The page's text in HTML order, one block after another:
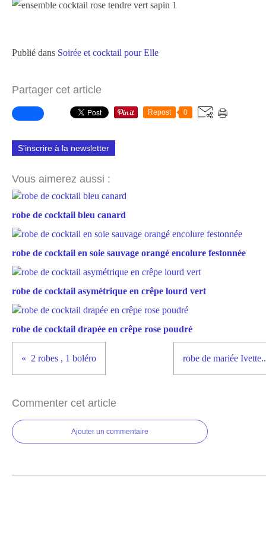
Publié dans Soirée et cocktail pour Elle
Partager cet article
Repost 0
S'inscrire à la newsletter
Vous aimerez aussi :
robe de cocktail bleu canard
robe de cocktail en soie sauvage orangé encolure festonnée
robe de cocktail asymétrique en crêpe lourd vert
robe de cocktail drapée en crêpe rose poudré
2 robes , 1 boléro robe de mariée
Commenter cet article
Ajouter un commentaire